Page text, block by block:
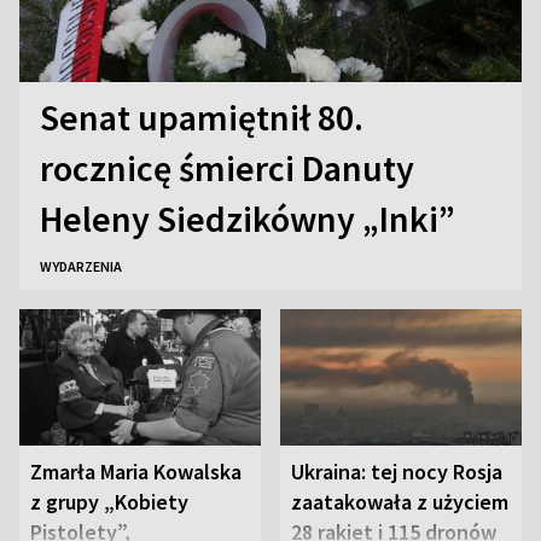
Senat upamiętnił 80.
rocznicę śmierci Danuty
Heleny Siedzikówny „Inki”
WYDARZENIA
Zmarła Maria Kowalska
z grupy „Kobiety
Pistolety”,
Ukraina: tej nocy Rosja
zaatakowała z użyciem
28 rakiet i 115 dronów